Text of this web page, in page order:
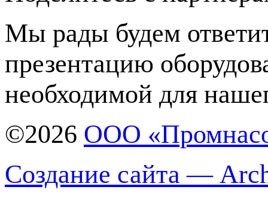
Мы рады будем
презентацию
необходимой для
©2026 ООО
Создание сайта —